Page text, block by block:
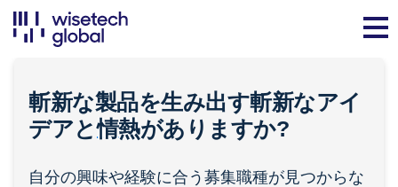
斬新な製品を生み出す斬新なアイ
デアと情熱がありますか?
自分の興味や経験に合う募集職種が見つからな